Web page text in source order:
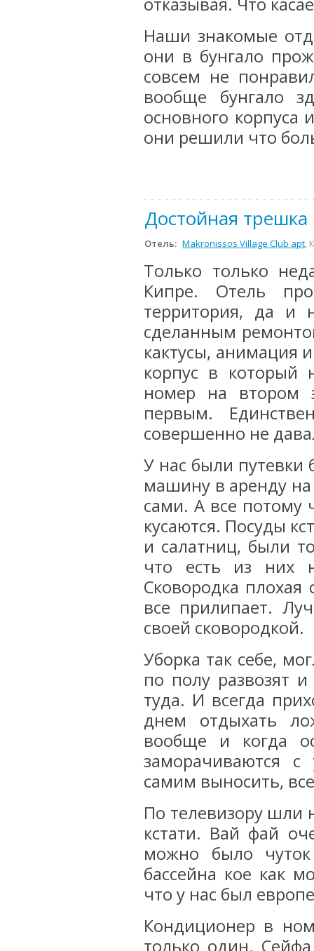
Наши знакомые
они в бунгало
совсем не
вообще бунгало
основного
они решили что
Достойная трешка
Отель: Makronissos Village Club apt,
Только только
Кипре. Отель
территория, да и
сделанным
кактусы, анимация
корпус в который
номер на втором
первым.
совершенно не
У нас были
машину в аренду
сами. А все потому
кусаются. Посуды
и салатниц, были
что есть из них
Сковородка
все прилипает.
своей сковородкой.
Уборка так себе,
по полу развозят
туда. И всегда
днем отдыхать
вообще и когда
заморачиваются
самим выносить,
По телевизору шли
кстати. Вай фай
можно было
бассейна кое как
что у нас был
Кондиционер в
только один.